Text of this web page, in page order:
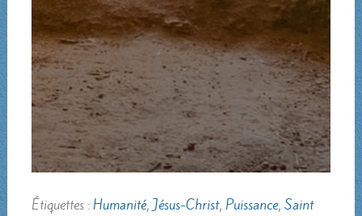
Étiquettes : Humanité, Jésus-Christ, Puissance, Saint